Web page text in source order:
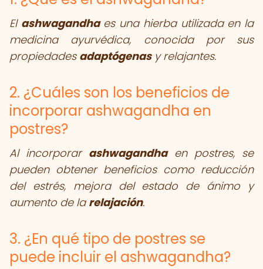
El ashwagandhaes una hierba utilizada en la
medicina ayurvédica, conocida por sus
propiedades adaptógenasy relajantes.
2. ¿Cuáles son los beneficios de
incorporar ashwagandha en
postres?
Al incorporar ashwagandhaen postres, se
pueden obtener beneficios como reducción
del estrés, mejora del estado de ánimo y
aumento de la relajación.
3. ¿En qué tipo de postres se
puede incluir el ashwagandha?